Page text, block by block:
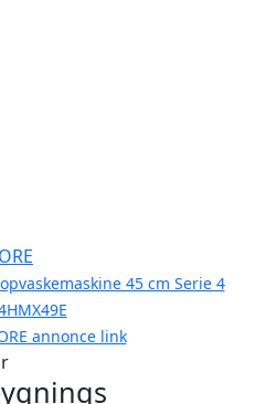
45 cm Serie 4
annonce link